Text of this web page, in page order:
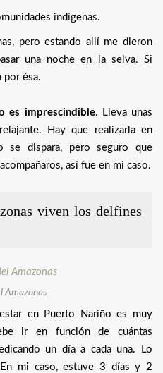
indígenas.
pero estando allí me dieron
una noche en la selva. Si
por ésa.
es imprescindible. Lleva unas
Hay que realizarla en
se dispara, pero seguro que
así fue en mi caso.
viven los delfines
Amazonas
en Puerto Nariño es muy
ir en función de cuántas
un día a cada una. Lo
mi caso, estuve 3 días y 2